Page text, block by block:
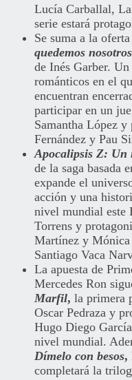
Lucía Carballal,
serie estará
Se suma a la
quedemos nosotros
de Inés Garber.
románticos en el
encuentran
participar en un
Samantha López
Fernández y Pau
Apocalipsis Z: Un
de la saga basada
expande el
acción y una
nivel mundial este
Torrens y
Martínez y Mónica
Santiago Vaca
La apuesta de
Mercedes Ron
Marfil, la primera
Oscar Pedraza y
Hugo Diego
nivel mundial.
Dímelo con besos,
completará la